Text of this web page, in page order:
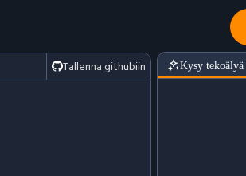
Tallenna githubiin Kysy tekoälyä